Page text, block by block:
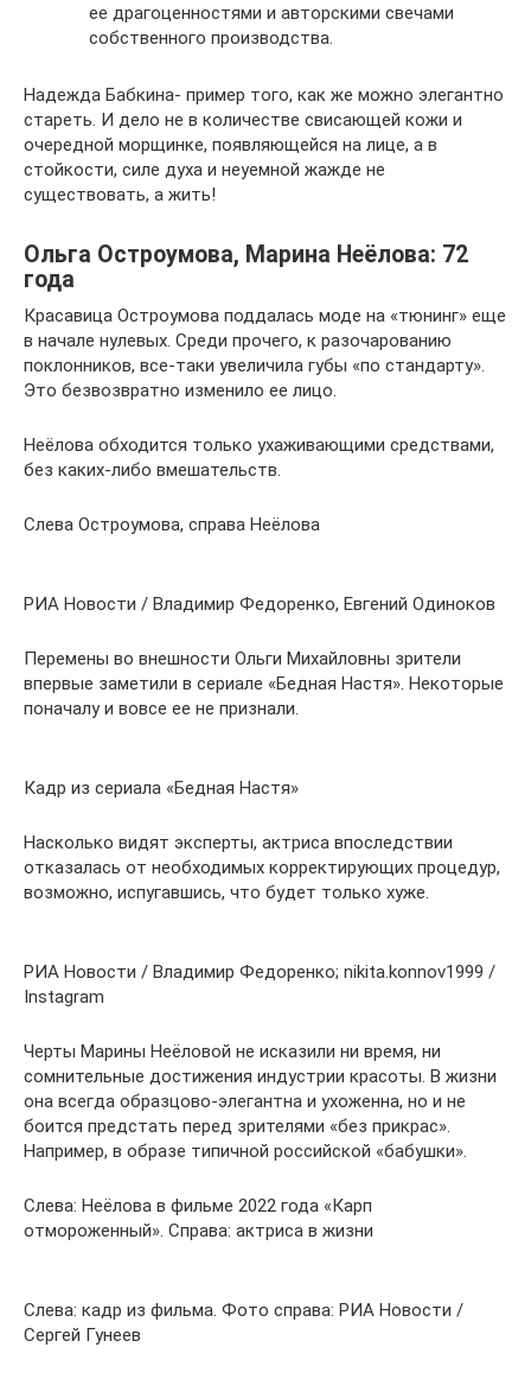
ее драгоценностями и авторскими свечами
собственного производства.
Надежда Бабкина- пример того, как же можно элегантно
стареть. И дело не в количестве свисающей кожи и
очередной морщинке, появляющейся на лице, а в
стойкости, силе духа и неуемной жажде не
существовать, а жить!
Ольга Остроумова, Марина Неёлова: 72
года
Красавица Остроумова поддалась моде на «тюнинг» еще
в начале нулевых. Среди прочего, к разочарованию
поклонников, все-таки увеличила губы «по стандарту».
Это безвозвратно изменило ее лицо.
Неёлова обходится только ухаживающими средствами,
без каких-либо вмешательств.
Слева Остроумова, справа Неёлова
РИА Новости / Владимир Федоренко, Евгений Одиноков
Перемены во внешности Ольги Михайловны зрители
впервые заметили в сериале «Бедная Настя». Некоторые
поначалу и вовсе ее не признали.
Кадр из сериала «Бедная Настя»
Насколько видят эксперты, актриса впоследствии
отказалась от необходимых корректирующих процедур,
возможно, испугавшись, что будет только хуже.
РИА Новости / Владимир Федоренко; nikita.konnov1999 /
Instagram
Черты Марины Неёловой не исказили ни время, ни
сомнительные достижения индустрии красоты. В жизни
она всегда образцово-элегантна и ухоженна, но и не
боится предстать перед зрителями «без прикрас».
Например, в образе типичной российской «бабушки».
Слева: Неёлова в фильме 2022 года «Карп
отмороженный». Справа: актриса в жизни
Слева: кадр из фильма. Фото справа: РИА Новости /
Сергей Гунеев